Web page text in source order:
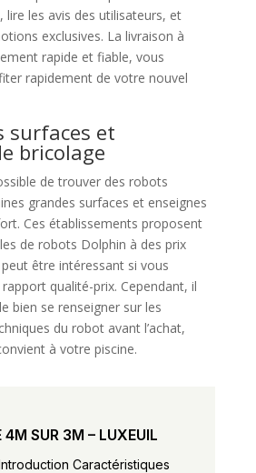
lire les avis des utilisateurs, et
exclusives. La livraison à
rapide et fiable, vous
rapidement de votre nouvel
surfaces et
bricolage
de trouver des robots
grandes surfaces et enseignes
Ces établissements proposent
de robots Dolphin à des prix
être intéressant si vous
qualité-prix. Cependant, il
bien se renseigner sur les
du robot avant l’achat,
à votre piscine.
4M SUR 3M – LUXEUIL
Caractéristiques